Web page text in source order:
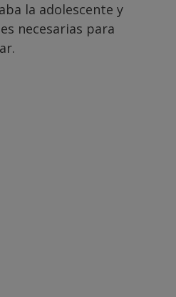
la adolescente y
necesarias para